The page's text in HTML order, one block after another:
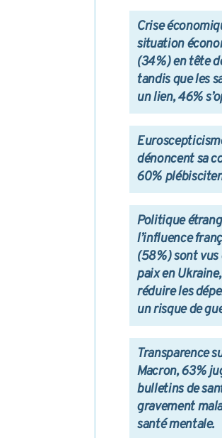
Crise
situation
(34%) en tête
tandis que les
un lien, 46%
dénoncent sa
60%
Politique
l’influence
(58%) sont vus
paix en
réduire les
un risque de
Transparence
Macron, 63%
bulletins de
gravement
santé mentale.